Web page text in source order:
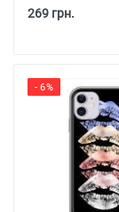
269 грн.
- 6%